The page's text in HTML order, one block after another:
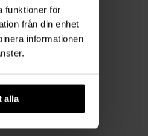
funktioner för
från din enhet
informationen
alla